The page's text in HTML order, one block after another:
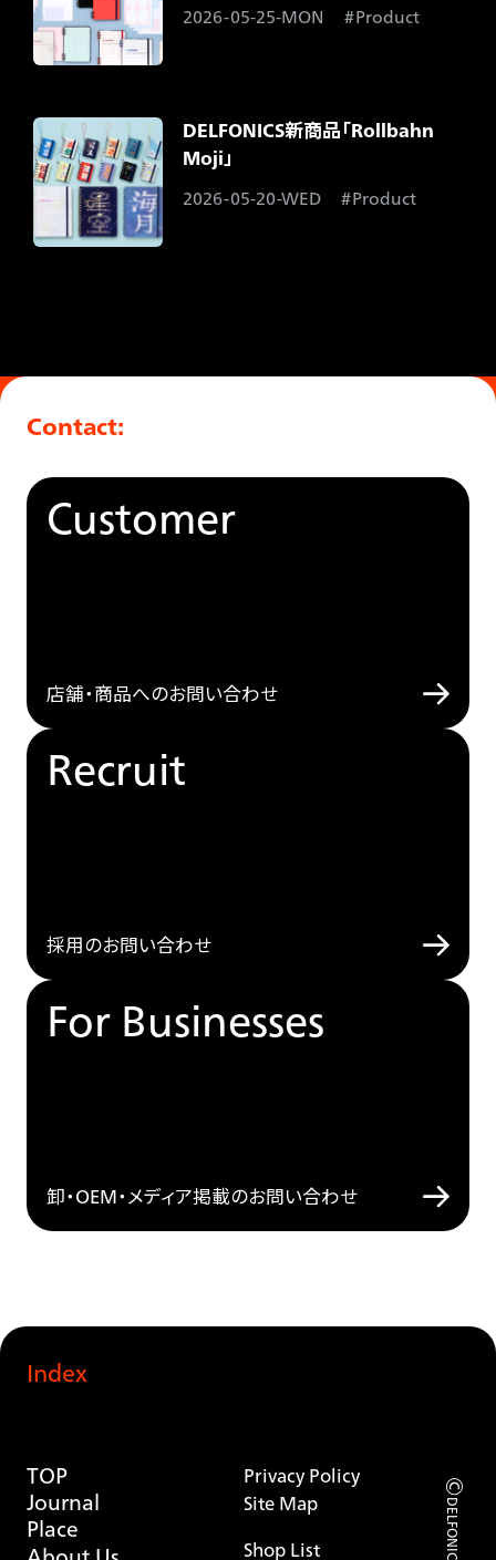
2026-05-25-MON Product
DELFONICS新商品「Rollbahn
Moji」
2026-05-20-WED Product
Contact:
Customer
店舗・商品へのお問い合わせ
Recruit
採用のお問い合わせ
For Businesses
卸・OEM・メディア掲載のお問い合わせ
Index
TOP
Journal
Place
Privacy Policy
Site Map
Shop List
©